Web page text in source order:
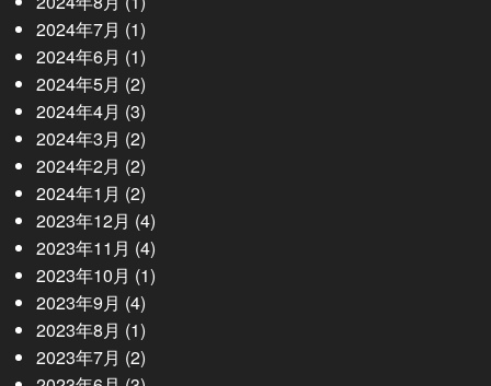
2024年7月 (1)
2024年6月 (1)
2024年5月 (2)
2024年4月 (3)
2024年3月 (2)
2024年2月 (2)
2024年1月 (2)
2023年12月 (4)
2023年11月 (4)
2023年10月 (1)
2023年9月 (4)
2023年8月 (1)
2023年7月 (2)